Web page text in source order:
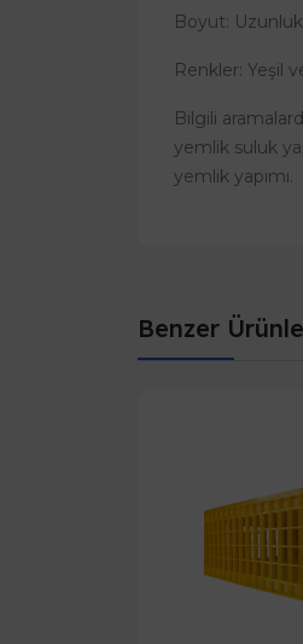
Boyut:
Renkler: Yeşil
Bilgili
yemlik suluk
yemlik yapımı.
Benzer